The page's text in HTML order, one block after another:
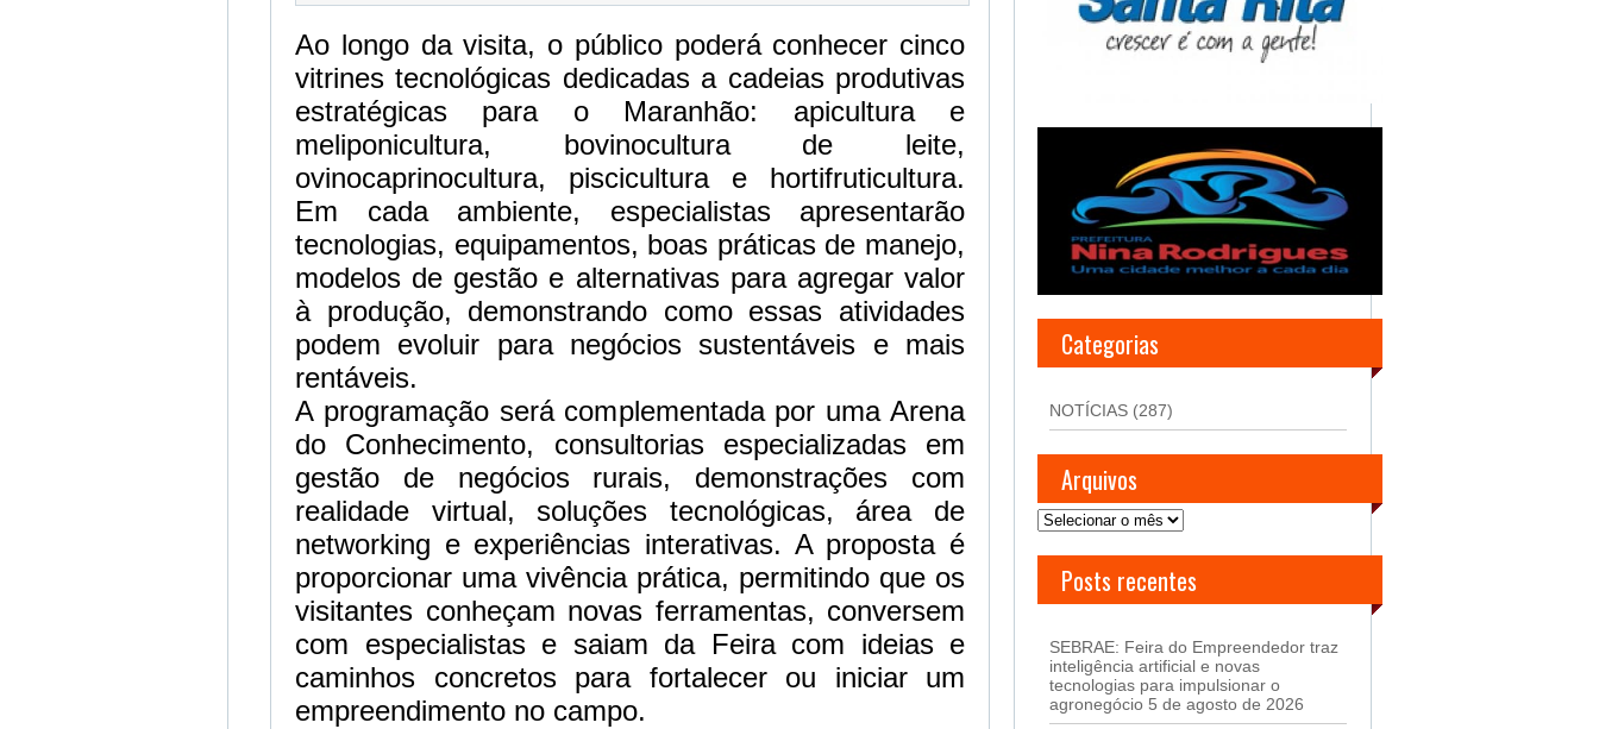
Ao longo da visita, o público poderá conhecer cinco
vitrines tecnológicas dedicadas a cadeias produtivas
estratégicas para o Maranhão: apicultura e
meliponicultura, bovinocultura de leite,
ovinocaprinocultura, piscicultura e hortifruticultura.
Em cada ambiente, especialistas apresentarão
tecnologias, equipamentos, boas práticas de manejo,
modelos de gestão e alternativas para agregar valor
à produção, demonstrando como essas atividades
podem evoluir para negócios sustentáveis e mais
rentáveis.
A programação será complementada por uma Arena
do Conhecimento, consultorias especializadas em
gestão de negócios rurais, demonstrações com
realidade virtual, soluções tecnológicas, área de
networking e experiências interativas. A proposta é
proporcionar uma vivência prática, permitindo que os
visitantes conheçam novas ferramentas, conversem
com especialistas e saiam da Feira com ideias e
caminhos concretos para fortalecer ou iniciar um
empreendimento no campo.
Categorias
NOTÍCIAS (287)
Arquivos
Arquivos
Posts recentes
SEBRAE: Feira do Empreendedor traz
inteligência artificial e novas
tecnologias para impulsionar o
agronegócio 5 de agosto de 2026